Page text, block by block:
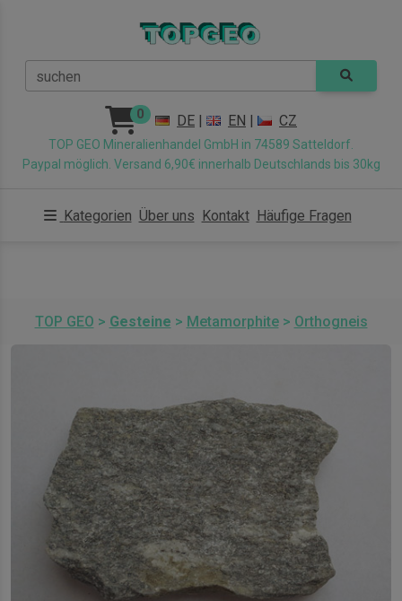
suchen
0 DE | EN | CZ
TOP GEO Mineralienhandel GmbH in 74589 Satteldorf.
Paypal möglich. Versand 6,90€ innerhalb Deutschlands bis 30kg
Kategorien Über uns Kontakt Häufige Fragen
TOP GEO > Gesteine > Metamorphite> Orthogneis